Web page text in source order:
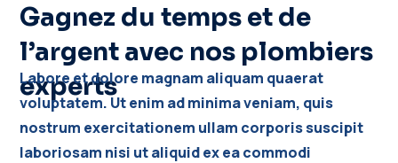
Gagnez du temps et de
l’argent avec nos plombiers
experts
Labore et dolore magnam aliquam quaerat
voluptatem. Ut enim ad minima veniam, quis
nostrum exercitationem ullam corporis suscipit
laboriosam nisi ut aliquid ex ea commodi